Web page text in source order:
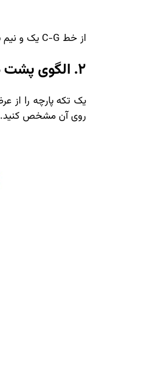
از خط C-G یک و نیم سانتی متر برای درز کنار بگذارید.
2. الگوی پشت دامن
روی آن مشخص کنید.